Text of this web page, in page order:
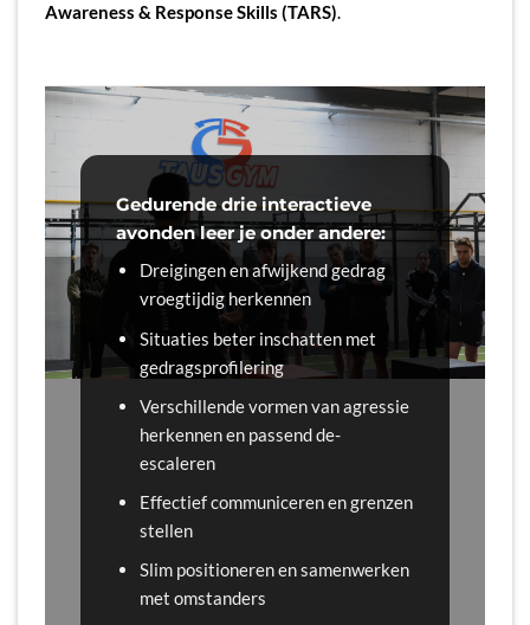
Awareness & Response Skills (TARS).
Gedurende drie interactieve
avonden leer je onder andere:
Dreigingen en afwijkend gedrag
vroegtijdig herkennen
Situaties beter inschatten met
gedragsprofilering
Verschillende vormen van agressie
herkennen en passend de-
escaleren
Effectief communiceren en grenzen
stellen
Slim positioneren en samenwerken
met omstanders